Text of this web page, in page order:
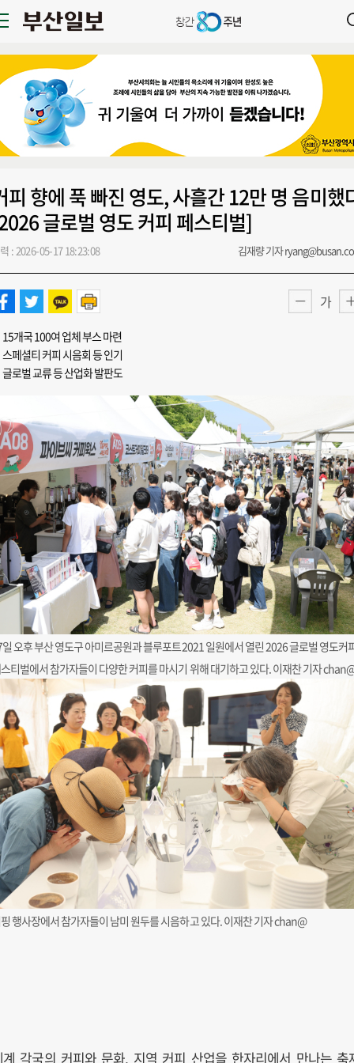
피 향에 푹 빠진 영도, 사흘간 12만 명 음미했
글로벌 영도 커피 페스티벌]
: 2026-05-17 18:23:08 김재량 기자
가
15개국 100여 업체 부스 마련
스페셜티 커피 시음회 등 인기
글로벌 교류 등 산업화 발판도
오후 부산 영도구 아미르공원과 블루포트2021 일원에서 열린 2026 글로벌 영도커
티벌에서 참가자들이 다양한 커피를 마시기 위해 대기하고 있다. 이재찬 기자
행사장에서 참가자들이 남미 원두를 시음하고 있다. 이재찬 기자 chan@
계 각국의 커피와 문화, 지역 커피 산업을 한자리에서 만나는 축